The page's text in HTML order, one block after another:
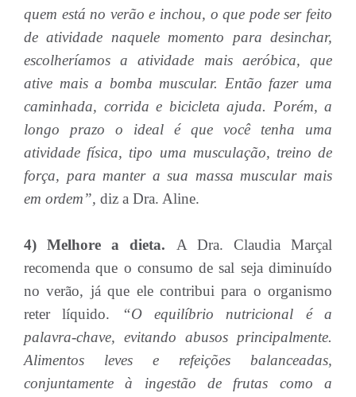
quem está no verão e inchou, o que pode ser feito
de atividade naquele momento para desinchar,
escolheríamos a atividade mais aeróbica, que
ative mais a bomba muscular. Então fazer uma
caminhada, corrida e bicicleta ajuda. Porém, a
longo prazo o ideal é que você tenha uma
atividade física, tipo uma musculação, treino de
força, para manter a sua massa muscular mais
em ordem”, diz a Dra. Aline.
4) Melhore a dieta. A Dra. Claudia Marçal
recomenda que o consumo de sal seja diminuído
no verão, já que ele contribui para o organismo
reter líquido. “O equilíbrio nutricional é a
palavra-chave, evitando abusos principalmente.
Alimentos leves e refeições balanceadas,
conjuntamente à ingestão de frutas como a